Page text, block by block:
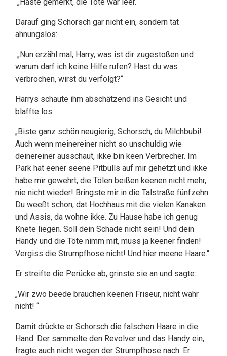
Darauf ging Schorsch gar nicht ein, sondern tat
ahnungslos:
„Nun erzähl mal, Harry, was ist dir zugestoßen und
warum darf ich keine Hilfe rufen? Hast du was
verbrochen, wirst du verfolgt?“
Harrys schaute ihm abschätzend ins Gesicht und
blaffte los:
„Biste ganz schön neugierig, Schorsch, du Milchbubi!
Auch wenn meinereiner nicht so unschuldig wie
deinereiner ausschaut, ikke bin keen Verbrecher. Im
Park hat eener seene Pitbulls auf mir gehetzt und ikke
habe mir gewehrt, die Tölen beißen keenen nicht mehr,
nie nicht wieder! Bringste mir in die Talstraße fünfzehn.
Du weeßt schon, dat Hochhaus mit die vielen Kanaken
und Assis, da wohne ikke. Zu Hause habe ich genug
Knete liegen. Soll dein Schade nicht sein! Und dein
Handy und die Töte nimm mit, muss ja keener finden!
Vergiss die Strumpfhose nicht! Und hier meene Haare.“
Er streifte die Perücke ab, grinste sie an und sagte:
„Wir zwo beede brauchen keenen Friseur, nicht wahr
nicht! “
Damit drückte er Schorsch die falschen Haare in die
Hand. Der sammelte den Revolver und das Handy ein,
fragte auch nicht wegen der Strumpfhose nach. Er